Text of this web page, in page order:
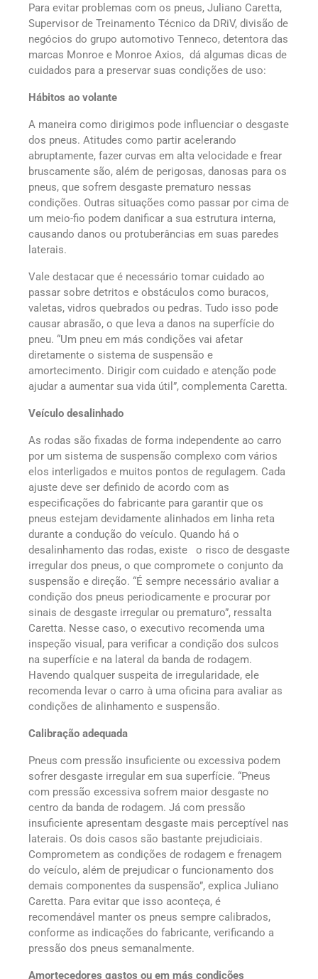
Para evitar problemas com os pneus, Juliano Caretta,
Supervisor de Treinamento Técnico da DRiV, divisão de
negócios do grupo automotivo Tenneco, detentora das
marcas Monroe e Monroe Axios, dá algumas dicas de
cuidados para a preservar suas condições de uso:
Hábitos ao volante
A maneira como dirigimos pode influenciar o desgaste
dos pneus. Atitudes como partir acelerando
abruptamente, fazer curvas em alta velocidade e frear
bruscamente são, além de perigosas, danosas para os
pneus, que sofrem desgaste prematuro nessas
condições. Outras situações como passar por cima de
um meio-fio podem danificar a sua estrutura interna,
causando danos ou protuberâncias em suas paredes
laterais.
Vale destacar que é necessário tomar cuidado ao
passar sobre detritos e obstáculos como buracos,
valetas, vidros quebrados ou pedras. Tudo isso pode
causar abrasão, o que leva a danos na superfície do
pneu. “Um pneu em más condições vai afetar
diretamente o sistema de suspensão e
amortecimento. Dirigir com cuidado e atenção pode
ajudar a aumentar sua vida útil”, complementa Caretta.
Veículo desalinhado
As rodas são fixadas de forma independente ao carro
por um sistema de suspensão complexo com vários
elos interligados e muitos pontos de regulagem. Cada
ajuste deve ser definido de acordo com as
especificações do fabricante para garantir que os
pneus estejam devidamente alinhados em linha reta
durante a condução do veículo. Quando há o
desalinhamento das rodas, existe o risco de desgaste
irregular dos pneus, o que compromete o conjunto da
suspensão e direção. “É sempre necessário avaliar a
condição dos pneus periodicamente e procurar por
sinais de desgaste irregular ou prematuro”, ressalta
Caretta. Nesse caso, o executivo recomenda uma
inspeção visual, para verificar a condição dos sulcos
na superfície e na lateral da banda de rodagem.
Havendo qualquer suspeita de irregularidade, ele
recomenda levar o carro à uma oficina para avaliar as
condições de alinhamento e suspensão.
Calibração adequada
Pneus com pressão insuficiente ou excessiva podem
sofrer desgaste irregular em sua superfície. “Pneus
com pressão excessiva sofrem maior desgaste no
centro da banda de rodagem. Já com pressão
insuficiente apresentam desgaste mais perceptível nas
laterais. Os dois casos são bastante prejudiciais.
Comprometem as condições de rodagem e frenagem
do veículo, além de prejudicar o funcionamento dos
demais componentes da suspensão”, explica Juliano
Caretta. Para evitar que isso aconteça, é
recomendável manter os pneus sempre calibrados,
conforme as indicações do fabricante, verificando a
pressão dos pneus semanalmente.
Amortecedores gastos ou em más condições